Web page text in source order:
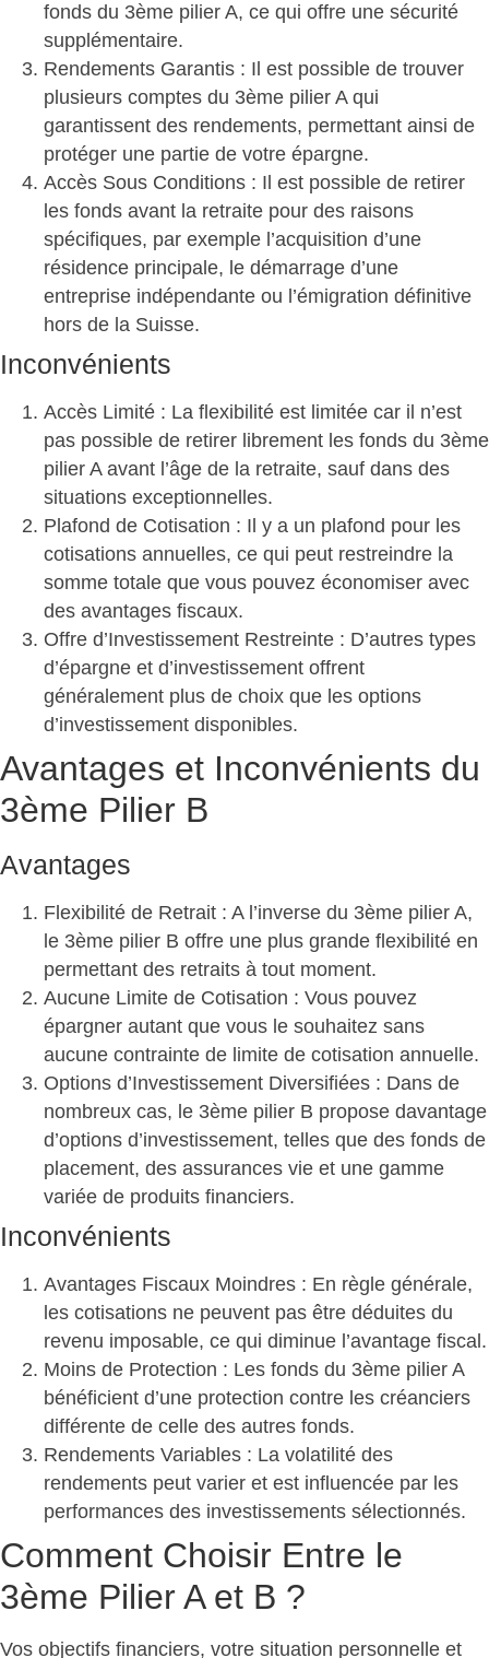
fonds du 3ème pilier A, ce qui offre une sécurité
supplémentaire.
Rendements Garantis : Il est possible de trouver
plusieurs comptes du 3ème pilier A qui
garantissent des rendements, permettant ainsi de
protéger une partie de votre épargne.
Accès Sous Conditions : Il est possible de retirer
les fonds avant la retraite pour des raisons
spécifiques, par exemple l’acquisition d’une
résidence principale, le démarrage d’une
entreprise indépendante ou l’émigration définitive
hors de la Suisse.
Inconvénients
Accès Limité : La flexibilité est limitée car il n’est
pas possible de retirer librement les fonds du 3ème
pilier A avant l’âge de la retraite, sauf dans des
situations exceptionnelles.
Plafond de Cotisation : Il y a un plafond pour les
cotisations annuelles, ce qui peut restreindre la
somme totale que vous pouvez économiser avec
des avantages fiscaux.
Offre d’Investissement Restreinte : D’autres types
d’épargne et d’investissement offrent
généralement plus de choix que les options
d’investissement disponibles.
Avantages et Inconvénients du
3ème Pilier B
Avantages
Flexibilité de Retrait : A l’inverse du 3ème pilier A,
le 3ème pilier B offre une plus grande flexibilité en
permettant des retraits à tout moment.
Aucune Limite de Cotisation : Vous pouvez
épargner autant que vous le souhaitez sans
aucune contrainte de limite de cotisation annuelle.
Options d’Investissement Diversifiées : Dans de
nombreux cas, le 3ème pilier B propose davantage
d’options d’investissement, telles que des fonds de
placement, des assurances vie et une gamme
variée de produits financiers.
Inconvénients
Avantages Fiscaux Moindres : En règle générale,
les cotisations ne peuvent pas être déduites du
revenu imposable, ce qui diminue l’avantage fiscal.
Moins de Protection : Les fonds du 3ème pilier A
bénéficient d’une protection contre les créanciers
différente de celle des autres fonds.
Rendements Variables : La volatilité des
rendements peut varier et est influencée par les
performances des investissements sélectionnés.
Comment Choisir Entre le
3ème Pilier A et B ?
Vos objectifs financiers, votre situation personnelle et